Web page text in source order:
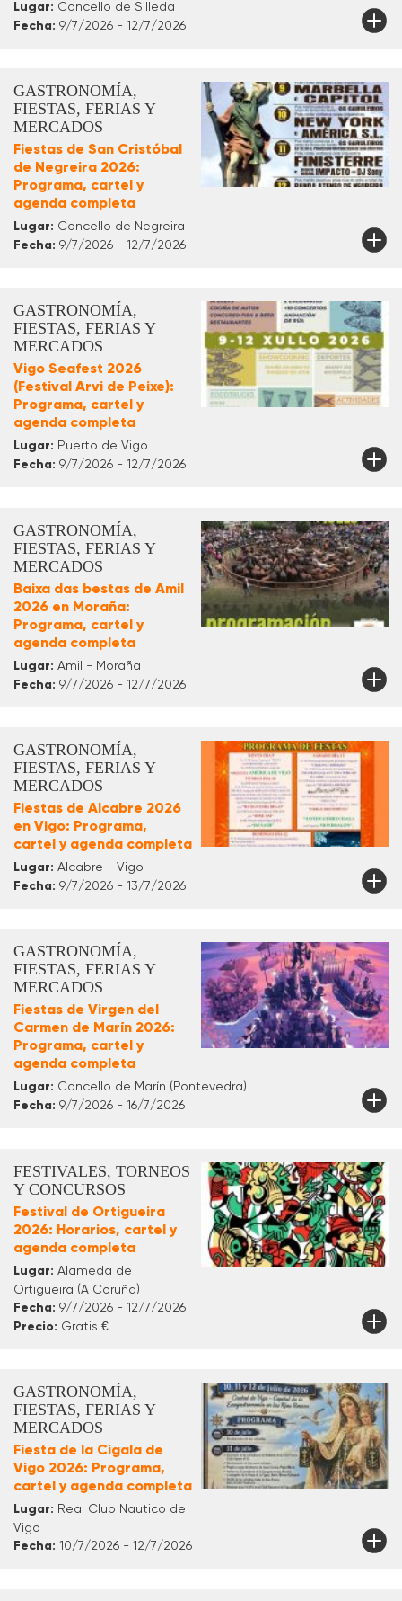
Lugar: Concello de Silleda
Fecha: 9/7/2026 - 12/7/2026
GASTRONOMÍA,
FIESTAS, FERIAS Y
MERCADOS
Fiestas de San Cristóbal
de Negreira 2026:
Programa, cartel y
agenda completa
Lugar: Concello de Negreira
Fecha: 9/7/2026 - 12/7/2026
GASTRONOMÍA,
FIESTAS, FERIAS Y
MERCADOS
Vigo Seafest 2026
(Festival Arvi de Peixe):
Programa, cartel y
agenda completa
Lugar: Puerto de Vigo
Fecha: 9/7/2026 - 12/7/2026
GASTRONOMÍA,
FIESTAS, FERIAS Y
MERCADOS
Baixa das bestas de Amil
2026 en Moraña:
Programa, cartel y
agenda completa
Lugar: Amil - Moraña
Fecha: 9/7/2026 - 12/7/2026
GASTRONOMÍA,
FIESTAS, FERIAS Y
MERCADOS
Fiestas de Alcabre 2026
en Vigo: Programa,
cartel y agenda completa
Lugar: Alcabre - Vigo
Fecha: 9/7/2026 - 13/7/2026
GASTRONOMÍA,
FIESTAS, FERIAS Y
MERCADOS
Fiestas de Virgen del
Carmen de Marín 2026:
Programa, cartel y
agenda completa
Lugar: Concello de Marín (Pontevedra)
Fecha: 9/7/2026 - 16/7/2026
FESTIVALES, TORNEOS
Y CONCURSOS
Festival de Ortigueira
2026: Horarios, cartel y
agenda completa
Lugar: Alameda de
Ortigueira (A Coruña)
Fecha: 9/7/2026 - 12/7/2026
Precio: Gratis €
GASTRONOMÍA,
FIESTAS, FERIAS Y
MERCADOS
Fiesta de la Cigala de
Vigo 2026: Programa,
cartel y agenda completa
Lugar: Real Club Nautico de
Vigo
Fecha: 10/7/2026 - 12/7/2026